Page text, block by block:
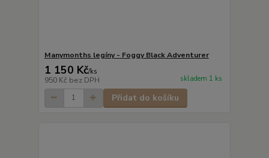
Manymonths legíny - Foggy Black Adventurer
1 150 Kč/ks
950 Kč bez DPH skladem 1 ks
Přidat do košíku